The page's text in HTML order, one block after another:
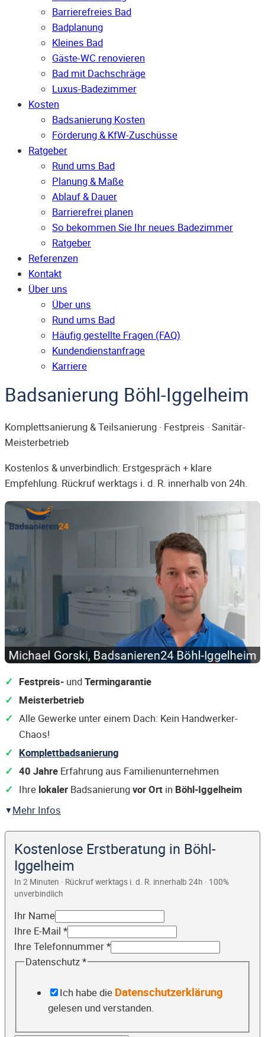
Barrierefreies Bad
Badplanung
Kleines Bad
Gäste-WC renovieren
Bad mit Dachschräge
Luxus-Badezimmer
Kosten
Badsanierung Kosten
Förderung & KfW-Zuschüsse
Ratgeber
Rund ums Bad
Planung & Maße
Ablauf & Dauer
Barrierefrei planen
So bekommen Sie Ihr neues Badezimmer
Ratgeber
Referenzen
Kontakt
Über uns
Über uns
Rund ums Bad
Häufig gestellte Fragen (FAQ)
Kunden­dienst­anfrage
Karriere
Badsanierung Böhl-Iggelheim
Komplettsanierung & Teilsanierung · Festpreis · Sanitär-
Meisterbetrieb
Kostenlos & unverbindlich: Erstgespräch + klare
Empfehlung. Rückruf werktags i. d. R. innerhalb von 24h.
Festpreis- undTermingarantie
Meisterbetrieb
Alle Gewerke unter einem Dach: Kein Handwerker-
Chaos!
Komplettbadsanierung
40 Jahre Erfahrung aus Familienunternehmen
Ihre lokaler Badsanierungvor Ort in Böhl-Iggelheim
Mehr Infos
Kostenlose Erstberatung in Böhl-
Iggelheim
In 2 Minuten · Rückruf werktags i. d. R. innerhalb 24h · 100%
unverbindlich
Ihr Name
Ihre E-Mail *
Ihre Telefonnummer*
Datenschutz*
Ich habe die Datenschutzerklärung
gelesen und verstanden.